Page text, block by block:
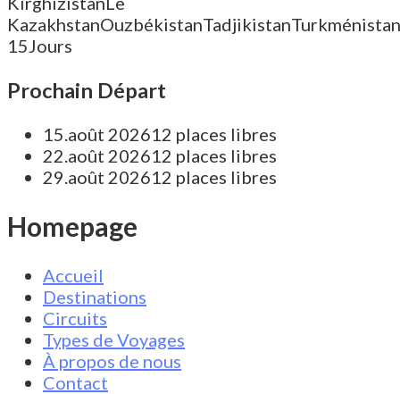
KazakhstanOuzbékistanTadjikistanTurkménistan
15Jours
Prochain Départ
15.août 202612 places libres
22.août 202612 places libres
29.août 202612 places libres
Homepage
Accueil
Destinations
Circuits
Types de Voyages
À propos de nous
Contact